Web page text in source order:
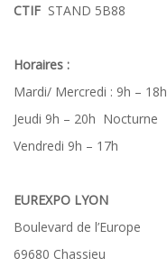
CTIF STAND 5B88
Horaires :
Mardi/ Mercredi : 9h – 18h
Jeudi 9h – 20h Nocturne
Vendredi 9h – 17h
EUREXPO LYON
Boulevard de l’Europe
69680 Chassieu